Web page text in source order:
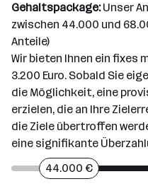
Gehaltspackage:Unser
zwischen 44.000 und
Anteile)
Wir bieten Ihnen ein fixes
3.200 Euro. Sobald Sie
die Möglichkeit, eine
erzielen, die an Ihre
die Ziele übertroffen
eine signifikante
44.000 €